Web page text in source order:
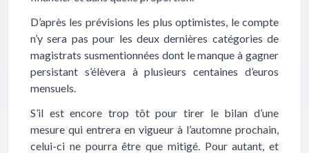
D’après les prévisions les plus optimistes, le compte
n’y sera pas pour les deux dernières catégories de
magistrats susmentionnées dont le manque à gagner
persistant s’élèvera à plusieurs centaines d’euros
mensuels.
S’il est encore trop tôt pour tirer le bilan d’une
mesure qui entrera en vigueur à l’automne prochain,
celui-ci ne pourra être que mitigé. Pour autant, et